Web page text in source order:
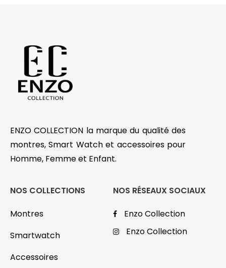
ENZO COLLECTION la marque du qualité des
montres, Smart Watch et accessoires pour
Homme, Femme et Enfant.
NOS COLLECTIONS
Montres
Smartwatch
Accessoires
NOS RÉSEAUX SOCIAUX
Enzo Collection
Enzo Collection